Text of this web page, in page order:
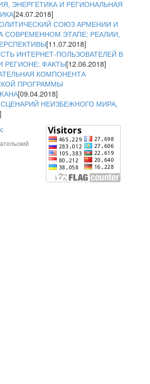
ЭНЕРГЕТИКА И РЕГИОНАЛЬНАЯ
[24.07.2018]
СОЮЗ АРМЕНИИ И
СОВРЕМЕННОМ ЭТАПЕ: РЕАЛИИ,
[11.07.2018]
ИНТЕРНЕТ-ПОЛЬЗОВАТЕЛЕЙ В
РЕГИОНЕ: ФАКТЫ[12.06.2018]
КОМПОНЕНТА
ПРОГРАММЫ
[09.04.2018]
НЕИЗБЕЖНОГО МИРА,